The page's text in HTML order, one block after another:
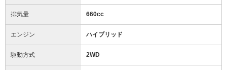
排気量 660cc
エンジン ハイブリッド
駆動方式 2WD